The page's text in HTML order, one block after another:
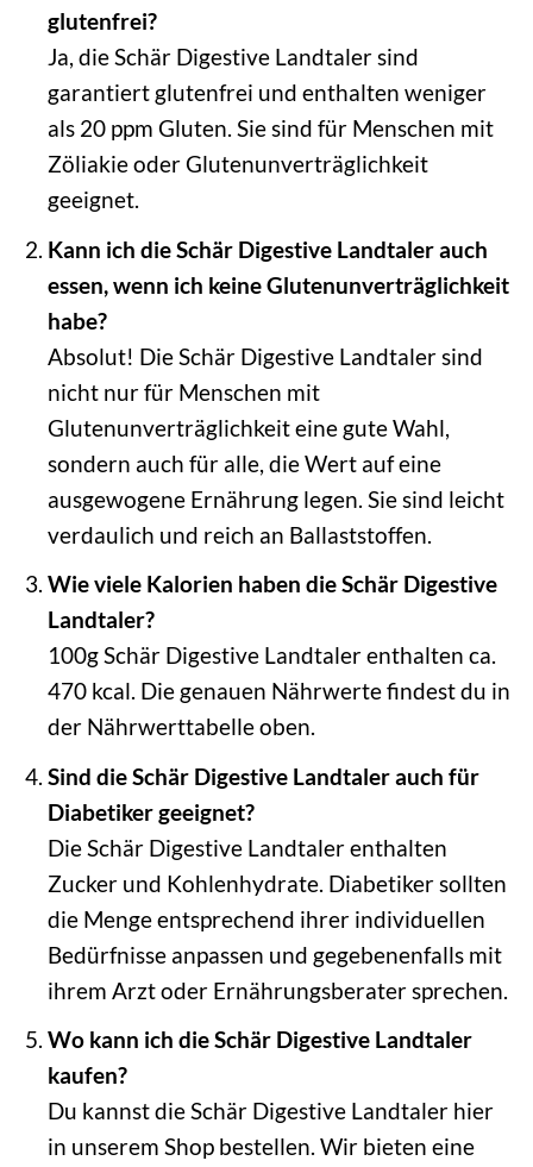
glutenfrei?
Ja, die Schär Digestive Landtaler sind
garantiert glutenfrei und enthalten weniger
als 20 ppm Gluten. Sie sind für Menschen mit
Zöliakie oder Glutenunverträglichkeit
geeignet.
Kann ich die Schär Digestive Landtaler auch
essen, wenn ich keine Glutenunverträglichkeit
habe?
Absolut! Die Schär Digestive Landtaler sind
nicht nur für Menschen mit
Glutenunverträglichkeit eine gute Wahl,
sondern auch für alle, die Wert auf eine
ausgewogene Ernährung legen. Sie sind leicht
verdaulich und reich an Ballaststoffen.
Wie viele Kalorien haben die Schär Digestive
Landtaler?
100g Schär Digestive Landtaler enthalten ca.
470 kcal. Die genauen Nährwerte findest du in
der Nährwerttabelle oben.
Sind die Schär Digestive Landtaler auch für
Diabetiker geeignet?
Die Schär Digestive Landtaler enthalten
Zucker und Kohlenhydrate. Diabetiker sollten
die Menge entsprechend ihrer individuellen
Bedürfnisse anpassen und gegebenenfalls mit
ihrem Arzt oder Ernährungsberater sprechen.
Wo kann ich die Schär Digestive Landtaler
kaufen?
Du kannst die Schär Digestive Landtaler hier
in unserem Shop bestellen. Wir bieten eine